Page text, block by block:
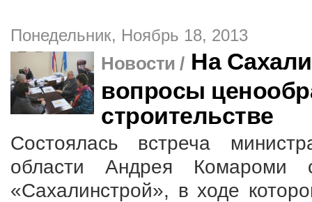
Понедельник, Ноябрь 18, 2013
Новости / На
вопросы
строительстве
Состоялась встреча
области Андрея
«Сахалинстрой», в ходе